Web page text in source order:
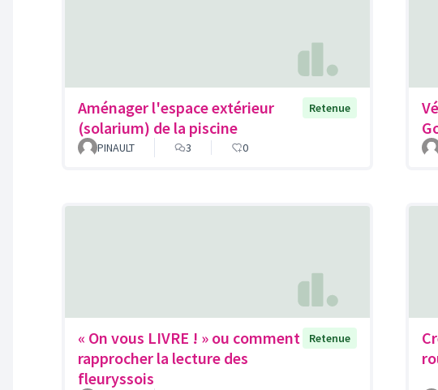
Aménager l'espace extérieur
(solarium) de la piscine
Retenue
PINAULT 3 0
« On vous LIVRE ! » ou comment
rapprocher la lecture des
fleuryssois
Retenue